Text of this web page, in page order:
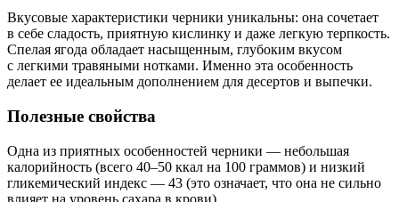
Вкусовые характеристики черники уникальны: она сочетает
в себе сладость, приятную кислинку и даже легкую терпкость.
Спелая ягода обладает насыщенным, глубоким вкусом
с легкими травяными нотками. Именно эта особенность
делает ее идеальным дополнением для десертов и выпечки.
Полезные свойства
Одна из приятных особенностей черники — небольшая
калорийность (всего 40–50 ккал на 100 граммов) и низкий
гликемический индекс — 43 (это означает, что она не сильно
влияет на уровень сахара в крови).